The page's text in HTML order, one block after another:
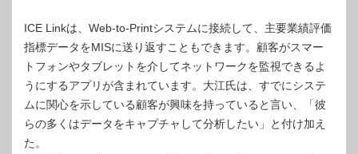
ICE Linkは、Web-to-Printシステムに接続して、主要業績評価
指標データをMISに送り返すこともできます。顧客がスマー
トフォンやタブレットを介してネットワークを監視できるよ
うにするアプリが含まれています。大江氏は、すでにシステ
ムに関心を示している顧客が興味を持っていると言い、「彼
らの多くはデータをキャプチャして分析したい」と付け加え
た。